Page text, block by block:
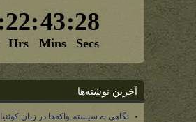
آخرین نوشته‌ها
نگاهی به سیستم واکه‌ها در زبان کوئنیا